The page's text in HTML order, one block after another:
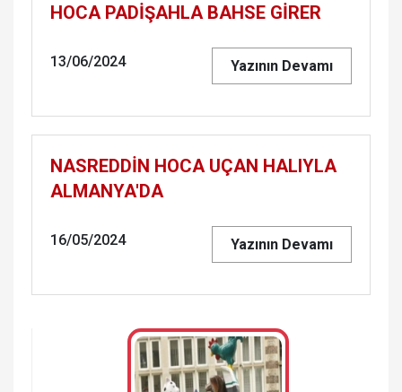
HOCA PADİŞAHLA BAHSE GİRER
13/06/2024 Yazının Devamı
NASREDDİN HOCA UÇAN HALIYLA
ALMANYA'DA
16/05/2024 Yazının Devamı